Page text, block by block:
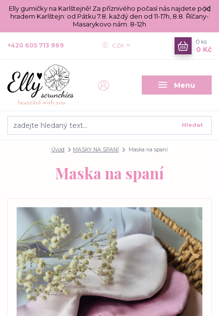
Elly gumičky na Karlštejně! Za příznivého počasí nás najdete pod
hradem Karlštejn: od Pátku 7.8. každý den od 11-17h, 8.8. Říčany-
Masarykovo nám. 8-12h
Menu
CZK
Hledat
+420 605 713 969
0 ks
0 Kč
Úvod MASKY NA SPANÍ Maska na spaní
Maska na spaní